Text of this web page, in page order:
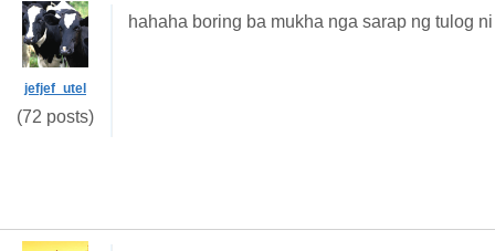
jefjef_utel
(72 posts)
hahaha boring ba mukha nga sarap ng tulog